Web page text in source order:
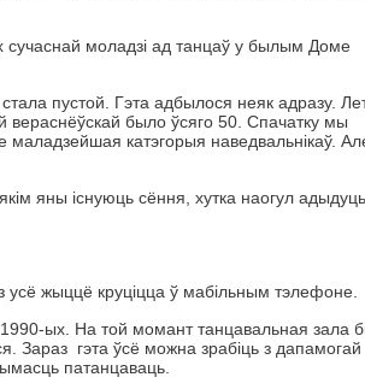
моладзі ад танцаў у былым Доме
пустой. Гэта адбылося неяк адразу.
вераснёўскай было ўсяго 50. Спачатку мы
маладзейшая катэгорыя наведвальнікаў.
яны існуюць сёння, хутка наогул
жыццё круціцца ў мабільным тэлефоне.
ых. На той момант танцавальная зала
Зараз гэта ўсё можна зрабіць з дапамогай
патанцаваць.